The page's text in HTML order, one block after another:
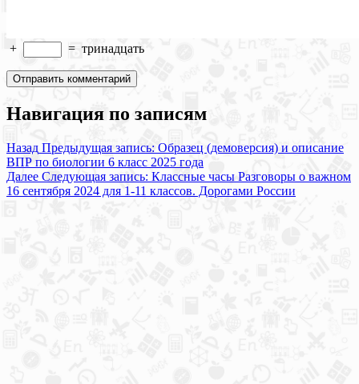
+ = тринадцать
Навигация по записям
Назад Предыдущая запись: Образец (демоверсия) и описание
ВПР по биологии 6 класс 2025 года
Далее Следующая запись: Классные часы Разговоры о важном
16 сентября 2024 для 1-11 классов. Дорогами России